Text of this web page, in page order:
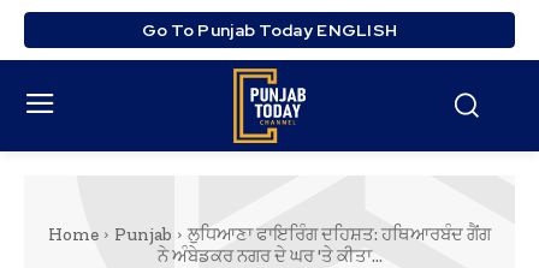
Go To Punjab Today ENGLISH
Home Punjab
ਲੁਧਿਆਣਾ ਫਾਇਰਿੰਗ ਦਹਿਸ਼ਤ: ਹਥਿਆਰਬੰਦ ਗੈਂਗ
ਨੇ ਅੰਬੇਡਕਰ ਨਗਰ ਦੇ ਘਰ 'ਤੇ ਕੀਤਾ...